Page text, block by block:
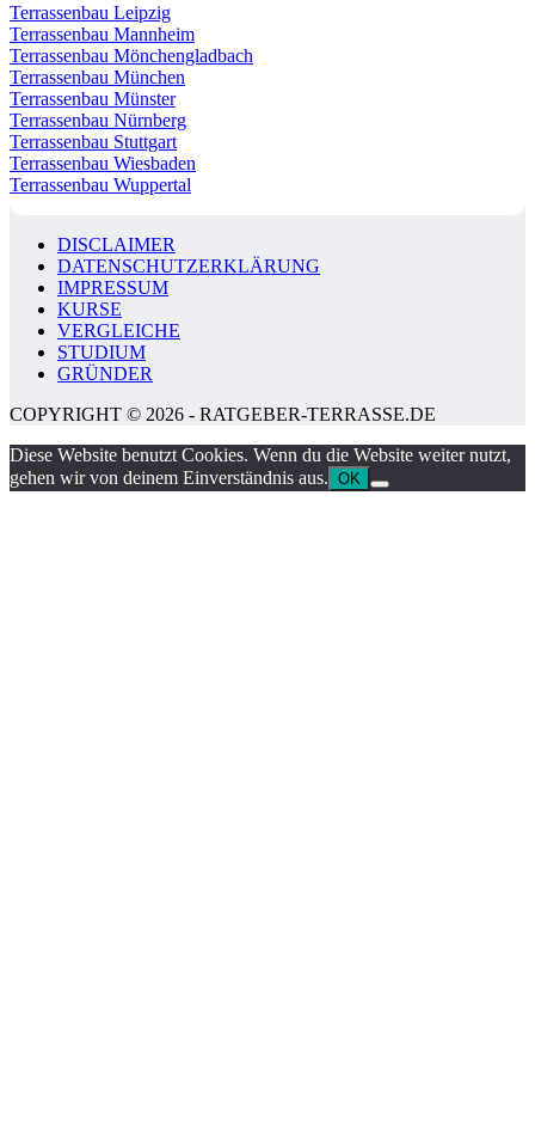
Terrassenbau Leipzig
Terrassenbau Mannheim
Terrassenbau Mönchengladbach
Terrassenbau München
Terrassenbau Münster
Terrassenbau Nürnberg
Terrassenbau Stuttgart
Terrassenbau Wiesbaden
Terrassenbau Wuppertal
DISCLAIMER
DATENSCHUTZERKLÄRUNG
IMPRESSUM
KURSE
VERGLEICHE
STUDIUM
GRÜNDER
COPYRIGHT © 2026 - RATGEBER-TERRASSE.DE
Diese Website benutzt Cookies. Wenn du die Website weiter nutzt,
gehen wir von deinem Einverständnis aus. OK